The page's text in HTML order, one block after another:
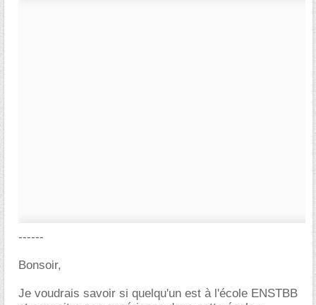
------
Bonsoir,
Je voudrais savoir si quelqu'un est à l'école ENSTBB